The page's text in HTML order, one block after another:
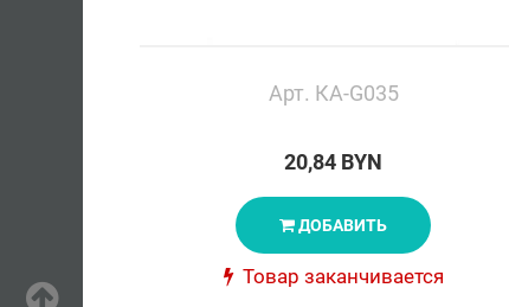
Арт. КА-G035
20,84 BYN
ДОБАВИТЬ
Товар заканчивается